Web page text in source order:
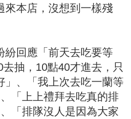
來本店，沒想到一樣殘
紛回應「前天去吃要等
抽，10點40才進去，只
」、「我上次去吃一蘭等
「上上禮拜去吃真的排
「排隊沒人是因為大家